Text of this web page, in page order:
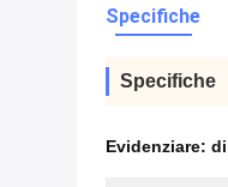
Specifiche
Specifiche
Evidenziare: